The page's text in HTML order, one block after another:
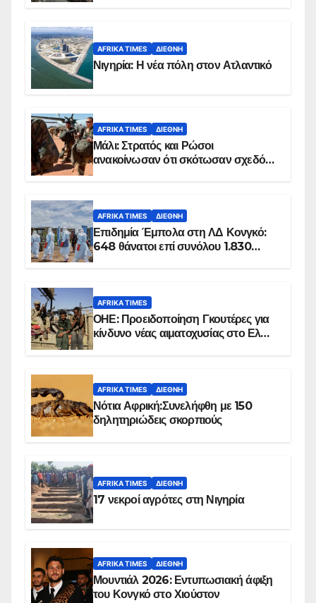
AFRIKA TIMES ΔΙΕΘΝΉ
Νιγηρία: Η νέα πόλη στον Ατλαντικό
AFRIKA TIMES ΔΙΕΘΝΉ
Μάλι: Στρατός και Ρώσοι
ανακοίνωσαν ότι σκότωσαν σχεδόν
AFRIKA TIMES ΔΙΕΘΝΉ
Επιδημία Έμπολα στη ΛΔ Κονγκό:
648 θάνατοι επί συνόλου 1.830
AFRIKA TIMES
ΟΗΕ: Προειδοποίηση Γκουτέρες για
κίνδυνο νέας αιματοχυσίας στο Ελ
AFRIKA TIMES ΔΙΕΘΝΉ
Νότια Αφρική:Συνελήφθη με 150
δηλητηριώδεις σκορπιούς
AFRIKA TIMES ΔΙΕΘΝΉ
17 νεκροί αγρότες στη Νιγηρία
AFRIKA TIMES ΔΙΕΘΝΉ
Μουντιάλ 2026: Εντυπωσιακή άφιξη
του Κονγκό στο Χιούστον